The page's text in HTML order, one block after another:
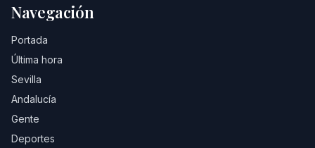
Navegación
Portada
Última hora
Sevilla
Andalucía
Gente
Deportes